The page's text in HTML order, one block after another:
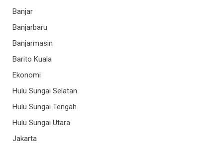
Banjar
Banjarbaru
Banjarmasin
Barito Kuala
Ekonomi
Hulu Sungai Selatan
Hulu Sungai Tengah
Hulu Sungai Utara
Jakarta